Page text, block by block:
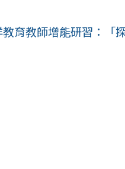
育教師增能研習：「